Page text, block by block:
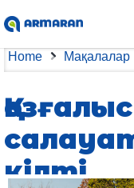
Home Мақалалар
кілті